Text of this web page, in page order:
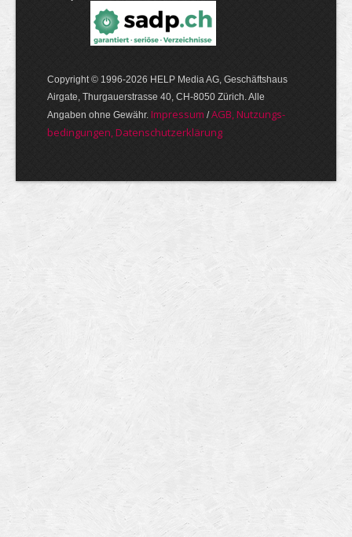
Copyright © 1996-2026 HELP Media AG, Geschäftshaus
Airgate, Thurgauer­strasse 40, CH-8050 Zürich. Alle
Angaben ohne Gewähr. Im­pres­sum /AGB, Nut­zungs­
bedin­gungen, Daten­schutz­er­klärung